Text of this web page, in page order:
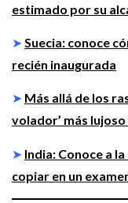
estimado por su
➤ Suecia: conoce
recién inaugurada
➤ Más allá de los
volador’ más
➤ India: Conoce a
copiar en un